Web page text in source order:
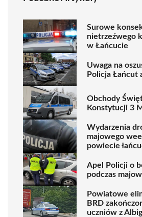
Surowe
nietrzeźwego
w Łańcucie
Uwaga na
Policja Łańcut
Obchody
Konstytucji 3
Wydarzenia
majowego
powiecie
Apel Policji o
podczas
Powiatowe
BRD
uczniów z